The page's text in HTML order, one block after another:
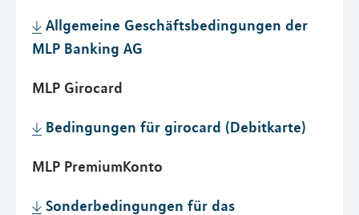
Allgemeine Geschäftsbedingungen der
MLP Banking AG
MLP Girocard
Bedingungen für girocard (Debitkarte)
MLP PremiumKonto
Sonderbedingungen für das